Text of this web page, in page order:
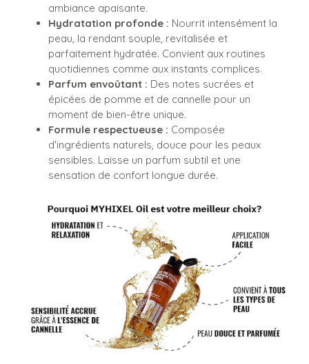
ambiance apaisante.
Hydratation profonde : Nourrit intensément la
peau, la rendant souple, revitalisée et
parfaitement hydratée. Convient aux routines
quotidiennes comme aux instants complices.
Parfum envoûtant : Des notes sucrées et
épicées de pomme et de cannelle pour un
moment de bien-être unique.
Formule respectueuse : Composée
d'ingrédients naturels, douce pour les peaux
sensibles. Laisse un parfum subtil et une
sensation de confort longue durée.